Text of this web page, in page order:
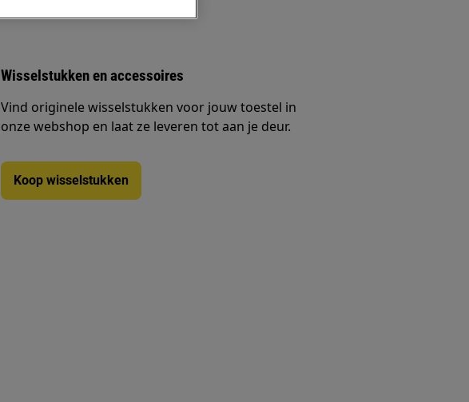
Wisselstukken en accessoires
Vind originele wisselstukken voor jouw toestel in
onze webshop en laat ze leveren tot aan je deur.
Koop wisselstukken